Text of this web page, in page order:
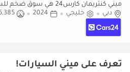
ميني كنتريمان كارس24
ومضمون ٪كارس24 هي سوق
دبي خليجي 2024
26,385
تعرف على ميني السيارات!